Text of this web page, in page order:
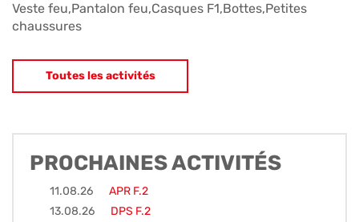
Veste feu,Pantalon feu,Casques F1,Bottes,Petites
chaussures
Toutes les activités
PROCHAINES ACTIVITÉS
11.08.26
APR F.2
13.08.26
DPS F.2